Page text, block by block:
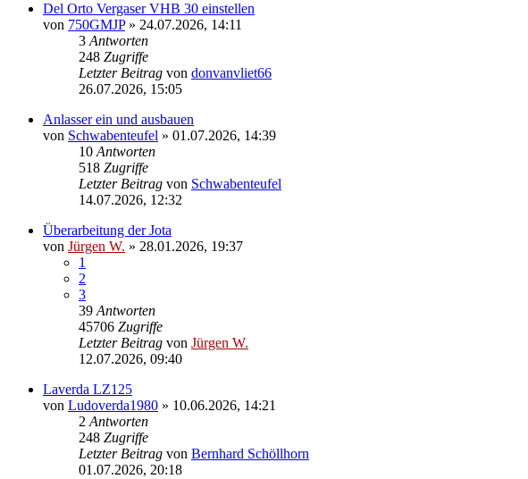
Del Orto Vergaser VHB 30 einstellen
von 750GMJP» 24.07.2026, 14:11
3 Antworten
248 Zugriffe
Letzter Beitrag von donvanvliet66
26.07.2026, 15:05
Anlasser ein und ausbauen
von Schwabenteufel » 01.07.2026, 14:39
10 Antworten
518 Zugriffe
Letzter Beitrag von Schwabenteufel
14.07.2026, 12:32
Überarbeitung der Jota
von Jürgen W. » 28.01.2026, 19:37
1
2
3
39 Antworten
45706 Zugriffe
Letzter Beitrag von Jürgen W.
12.07.2026, 09:40
Laverda LZ125
von Ludoverda1980 » 10.06.2026, 14:21
2 Antworten
248 Zugriffe
Letzter Beitrag von Bernhard Schöllhorn
01.07.2026, 20:18